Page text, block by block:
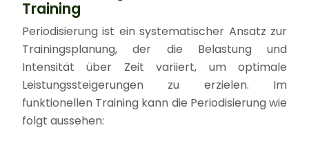
Training
Periodisierung ist ein systematischer Ansatz zur
Trainingsplanung, der die Belastung und
Intensität über Zeit variiert, um optimale
Leistungssteigerungen zu erzielen. Im
funktionellen Training kann die Periodisierung wie
folgt aussehen: